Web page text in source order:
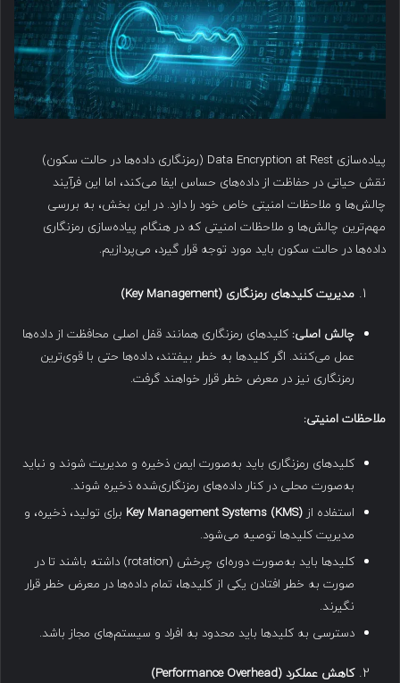
پیاده‌سازی Data Encryption at Rest (رمزنگاری داده‌ها در حالت سکون)
نقش حیاتی در حفاظت از داده‌های حساس ایفا می‌کند، اما این فرآیند
چالش‌ها و ملاحظات امنیتی خاص خود را دارد. در این بخش، به بررسی
مهم‌ترین چالش‌ها و ملاحظات امنیتی که در هنگام پیاده‌سازی رمزنگاری
داده‌ها در حالت سکون باید مورد توجه قرار گیرد، می‌پردازیم.
مدیریت کلیدهای رمزنگاری (Key Management)
چالش اصلی: کلیدهای رمزنگاری همانند قفل اصلی محافظت از داده‌ها
عمل می‌کنند. اگر کلیدها به خطر بیفتند، داده‌ها حتی با قوی‌ترین
رمزنگاری نیز در معرض خطر قرار خواهند گرفت.
ملاحظات امنیتی:
کلیدهای رمزنگاری باید به‌صورت ایمن ذخیره و مدیریت شوند و نباید
به‌صورت محلی در کنار داده‌های رمزنگاری‌شده ذخیره شوند.
استفاده از Key Management Systems (KMS) برای تولید، ذخیره، و
مدیریت کلیدها توصیه می‌شود.
کلیدها باید به‌صورت دوره‌ای چرخش (rotation) داشته باشند تا در
صورت به خطر افتادن یکی از کلیدها، تمام داده‌ها در معرض خطر قرار
نگیرند.
دسترسی به کلیدها باید محدود به افراد و سیستم‌های مجاز باشد.
کاهش عملکرد (Performance Overhead)